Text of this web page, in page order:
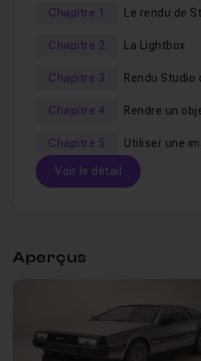
Chapitre 1 Le rendu de
Chapitre 2 La Lightbox
Chapitre 3 Rendu Studio
Chapitre 4
Rendre un
Chapitre 5
Utiliser une
Voir le détail
00-Introduction à
Leçon 2 01-Explication
Aperçus